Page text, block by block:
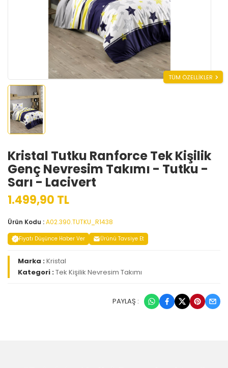
TÜM ÖZELLİKLER
Kristal Tutku Ranforce Tek Kişilik
Genç Nevresim Takımı - Tutku -
Sarı - Lacivert
1.499,90 TL
Ürün Kodu :A02.390.TUTKU_R1438
Fiyatı Düşünce Haber Ver Ürünü Tavsiye Et
Marka :Kristal
Kategori :Tek Kişilik Nevresim Takımı
PAYLAŞ :